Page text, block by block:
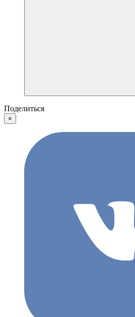
Поделиться
×